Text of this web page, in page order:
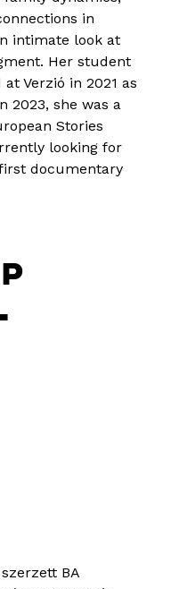
in
intimate look at
Her student
Verzió in 2021 as
2023, she was a
Stories
looking for
documentary
BA